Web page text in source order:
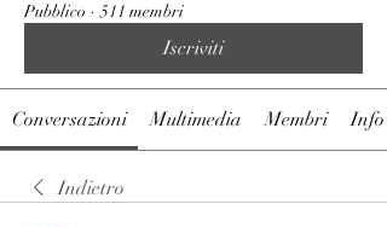
Pubblico · 511 membri
Iscriviti
Conversazioni Multimedia Membri Info
Indietro